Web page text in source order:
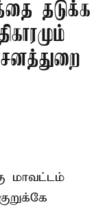
தடுக்க
மாவட்டம்